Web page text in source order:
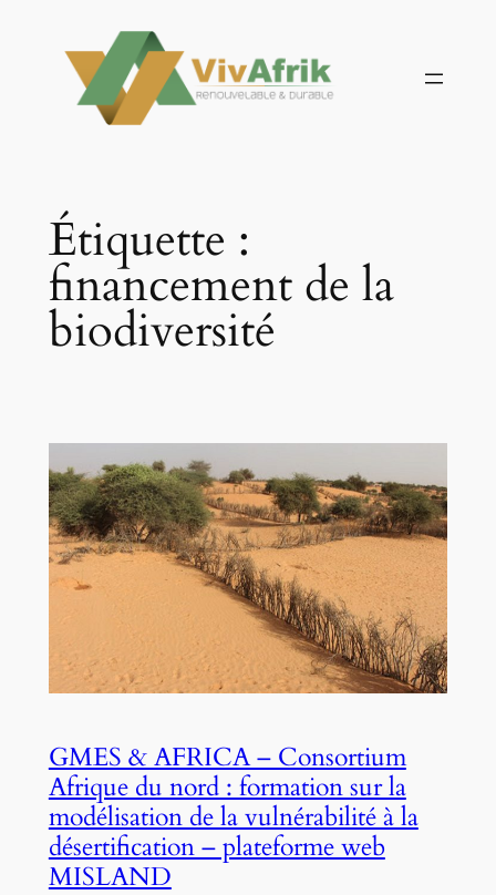
contenu
Étiquette :
financement de la
biodiversité
GMES & AFRICA – Consortium
Afrique du nord : formation sur la
modélisation de la vulnérabilité à la
désertification – plateforme web
MISLAND